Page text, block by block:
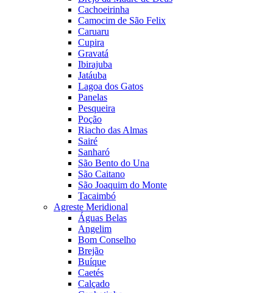
Cachoeirinha
Camocim de São Felix
Caruaru
Cupira
Gravatá
Ibirajuba
Jatáuba
Lagoa dos Gatos
Panelas
Pesqueira
Poção
Riacho das Almas
Sairé
Sanharó
São Bento do Una
São Caitano
São Joaquim do Monte
Tacaimbó
Agreste Meridional
Águas Belas
Angelim
Bom Conselho
Brejão
Buíque
Caetés
Calçado